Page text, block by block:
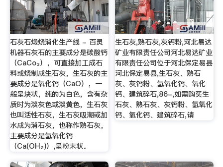
石灰石煅烧消化生产线 - 百灵
机器石灰石的主要成分是碳酸钙
（CaCo₃），可直接加工成石
料或烧制成生石灰，生石灰的主
要成分是氧化钙（CaO），一
般呈块状，纯的为白色，含有杂
质时为淡灰色或淡黄色，生石灰
也叫活性石灰，生石灰吸潮或加
水成为消石灰，也称作熟石灰，
主要成分是氢氧化钙
（Ca(OH₂)）,呈粉末状。
生石灰,熟石灰,灰钙粉,河北易达
矿业有限责任公司河北易达矿业
有限责任公司位于河北保定易县
河北保定易县,生石灰、熟石
灰、灰钙粉、氢氧化钙、氧化
钙、建筑碎石,86-,如需购买生
石灰、熟石灰、灰钙粉、氢氧化
钙、氧化钙、建筑碎石,请